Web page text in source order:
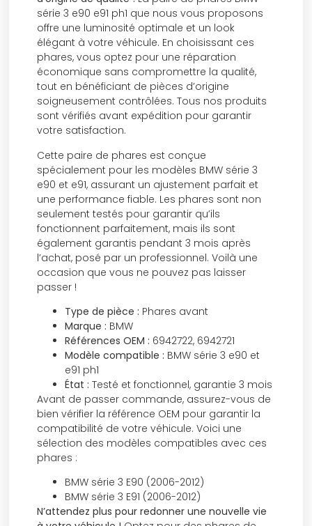
série 3 e90 e91 ph1 que nous vous proposons
offre une luminosité optimale et un look
élégant à votre véhicule. En choisissant ces
phares, vous optez pour une réparation
économique sans compromettre la qualité,
tout en bénéficiant de pièces d’origine
soigneusement contrôlées. Tous nos produits
sont vérifiés avant expédition pour garantir
votre satisfaction.
Cette paire de phares est conçue
spécialement pour les modèles BMW série 3
e90 et e91, assurant un ajustement parfait et
une performance fiable. Les phares sont non
seulement testés pour garantir qu’ils
fonctionnent parfaitement, mais ils sont
également garantis pendant 3 mois après
l’achat, posé par un professionnel. Voilà une
occasion que vous ne pouvez pas laisser
passer !
Type de pièce : Phares avant
Marque : BMW
Références OEM : 6942722, 6942721
Modèle compatible : BMW série 3 e90 et
e91 ph1
État : Testé et fonctionnel, garantie 3 mois
Avant de passer commande, assurez-vous de
bien vérifier la référence OEM pour garantir la
compatibilité de votre véhicule. Voici une
sélection des modèles compatibles avec ces
phares :
BMW série 3 E90 (2006-2012)
BMW série 3 E91 (2006-2012)
N’attendez plus pour redonner une nouvelle vie